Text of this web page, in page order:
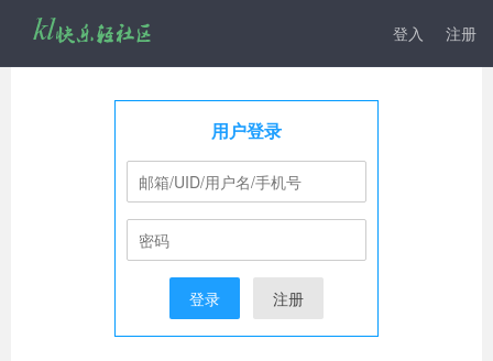
登入 注册
用户登录
登录 注册